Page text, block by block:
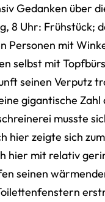
Gedanken über
8 Uhr: Frühstück;
Personen mit
selbst mit
seinen Verputz
gigantische
musste
hier zeigte sich
hier mit relativ
seinen